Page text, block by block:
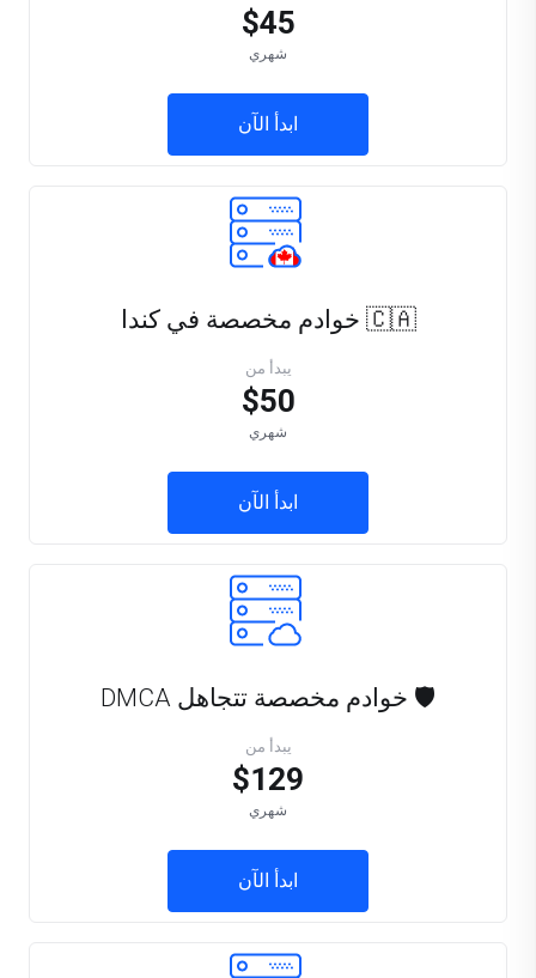
$45
شهري
ابدأ الآن
🇨🇦 خوادم مخصصة في كندا
يبدأ من
$50
شهري
ابدأ الآن
🛡️ خوادم مخصصة تتجاهل DMCA
يبدأ من
$129
شهري
ابدأ الآن